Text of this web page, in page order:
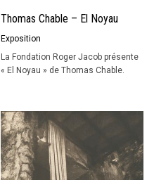
Thomas Chable – El Noyau
Exposition
La Fondation Roger Jacob présente
« El Noyau » de Thomas Chable.